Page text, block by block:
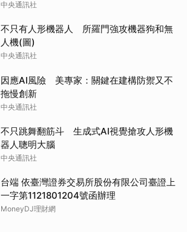
中央通訊社
不只有人形機器人 所羅門強攻機器狗和無
人機(圖)
中央通訊社
因應AI風險 美專家：關鍵在建構防禦又不
拖慢創新
中央通訊社
不只跳舞翻筋斗 生成式AI視覺搶攻人形機
器人聰明大腦
中央通訊社
台端 依臺灣證券交易所股份有限公司臺證上
一字第1121801204號函辦理
MoneyDJ理財網